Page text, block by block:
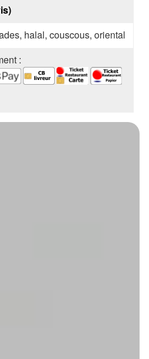
halal, couscous, oriental
: